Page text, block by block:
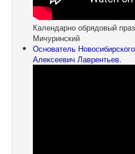
Календарно обрядовый
Мичуринский
Основатель
Алексеевич Лаврентьев.